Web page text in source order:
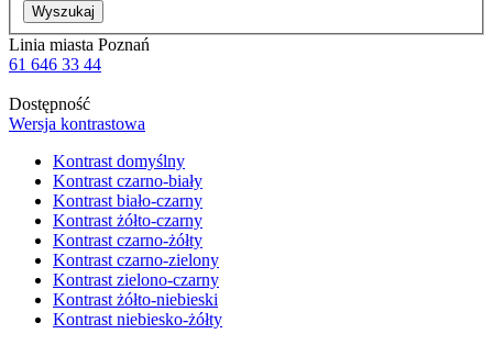
Wyszukaj
Linia miasta Poznań
61 646 33 44
Dostępność
Wersja kontrastowa
Kontrast domyślny
Kontrast czarno-biały
Kontrast biało-czarny
Kontrast żółto-czarny
Kontrast czarno-żółty
Kontrast czarno-zielony
Kontrast zielono-czarny
Kontrast żółto-niebieski
Kontrast niebiesko-żółty